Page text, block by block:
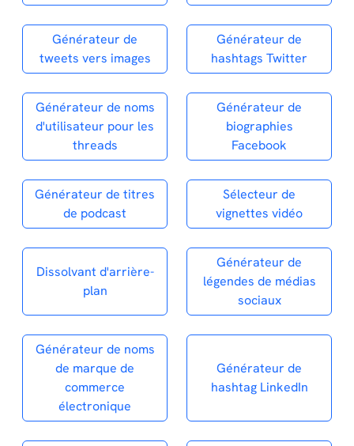
Générateur de
tweets vers images
Générateur de
hashtags Twitter
Générateur de noms
d'utilisateur pour les
threads
Générateur de
biographies
Facebook
Générateur de titres
de podcast
Sélecteur de
vignettes vidéo
Dissolvant d'arrière-
plan
Générateur de
légendes de médias
sociaux
Générateur de noms
de marque de
commerce
électronique
Générateur de
hashtag LinkedIn